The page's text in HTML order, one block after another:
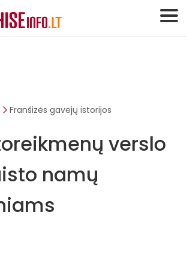
Franšizės gavėjų istorijos
verslo
namų